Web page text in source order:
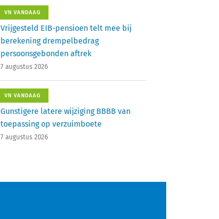
VN VANDAAG
Vrijgesteld EIB-pensioen telt mee bij
berekening drempelbedrag
persoonsgebonden aftrek
7 augustus 2026
VN VANDAAG
Gunstigere latere wijziging BBBB van
toepassing op verzuimboete
7 augustus 2026